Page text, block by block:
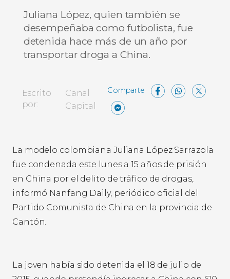
Juliana López, quien también se
desempeñaba como futbolista, fue
detenida hace más de un año por
transportar droga a China.
Escrito
por:
Canal
Capital
La modelo colombiana Juliana López Sarrazola
fue condenada este lunes a 15 años de prisión
en China por el delito de tráfico de drogas,
informó Nanfang Daily, periódico oficial del
Partido Comunista de China en la provincia de
Cantón.
La joven había sido detenida el 18 de julio de